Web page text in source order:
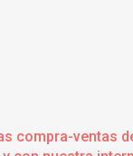
compra-ventas